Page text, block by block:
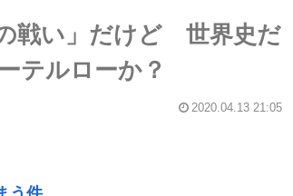
戦い」だけど 世界史だ
テルローか？
2020.04.13 21:05